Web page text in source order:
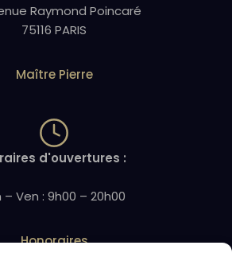
Raymond Poincaré
75116 PARIS
Maître Pierre
d'ouvertures :
– Ven : 9h00 – 20h00
Honoraires